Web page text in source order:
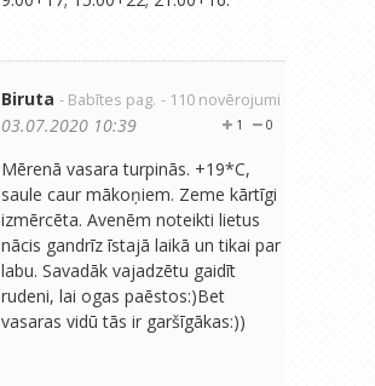
Biruta - Babītes pag. - 110 novērojumi
0
1
03.07.2020 10:39
Mērenā vasara turpinās. +19*C,
saule caur mākoņiem. Zeme kārtīgi
izmērcēta. Avenēm noteikti lietus
nācis gandrīz īstajā laikā un tikai par
labu. Savadāk vajadzētu gaidīt
rudeni, lai ogas paēstos:)Bet
vasaras vidū tās ir garšīgākas:))